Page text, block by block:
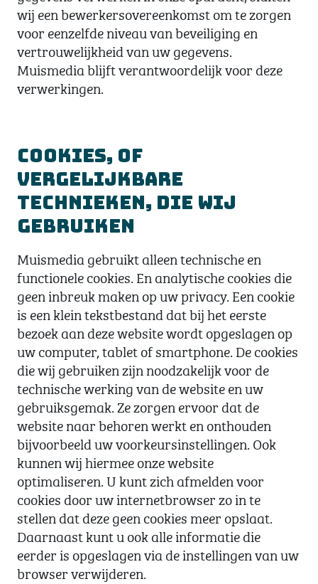
wij een bewerkersovereenkomst om te zorgen
voor eenzelfde niveau van beveiliging en
vertrouwelijkheid van uw gegevens.
Muismedia blijft verantwoordelijk voor deze
verwerkingen.
Cookies, of
vergelijkbare
technieken, die wij
gebruiken
Muismedia gebruikt alleen technische en
functionele cookies. En analytische cookies die
geen inbreuk maken op uw privacy. Een cookie
is een klein tekstbestand dat bij het eerste
bezoek aan deze website wordt opgeslagen op
uw computer, tablet of smartphone. De cookies
die wij gebruiken zijn noodzakelijk voor de
technische werking van de website en uw
gebruiksgemak. Ze zorgen ervoor dat de
website naar behoren werkt en onthouden
bijvoorbeeld uw voorkeursinstellingen. Ook
kunnen wij hiermee onze website
optimaliseren. U kunt zich afmelden voor
cookies door uw internetbrowser zo in te
stellen dat deze geen cookies meer opslaat.
Daarnaast kunt u ook alle informatie die
eerder is opgeslagen via de instellingen van uw
browser verwijderen.